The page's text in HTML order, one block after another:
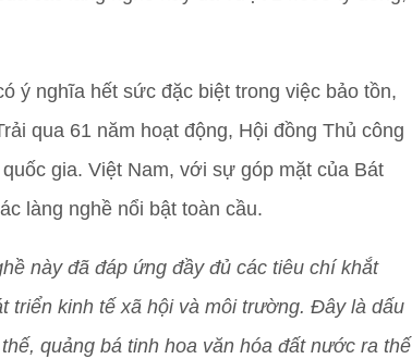
ý nghĩa hết sức đặc biệt trong việc bảo tồn,
qua 61 năm hoạt động, Hội đồng Thủ công
gia. Việt Nam, với sự góp mặt của Bát
làng nghề nổi bật toàn cầu.
này đã đáp ứng đầy đủ các tiêu chí khắt
triển kinh tế xã hội và môi trường. Đây là dấu
quảng bá tinh hoa văn hóa đất nước ra thế